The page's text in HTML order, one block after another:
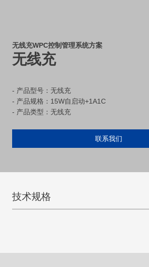
无线充WPC控制管理系统方案
无线充
- 产品型号：无线充
- 产品规格：15W自启动+1A1C
- 产品类型：无线充
联系我们
技术规格